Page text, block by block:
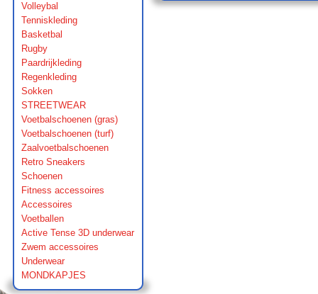
Volleybal
Tenniskleding
Basketbal
Rugby
Paardrijkleding
Regenkleding
Sokken
STREETWEAR
Voetbalschoenen (gras)
Voetbalschoenen (turf)
Zaalvoetbalschoenen
Retro Sneakers
Schoenen
Fitness accessoires
Accessoires
Voetballen
Active Tense 3D underwear
Zwem accessoires
Underwear
MONDKAPJES